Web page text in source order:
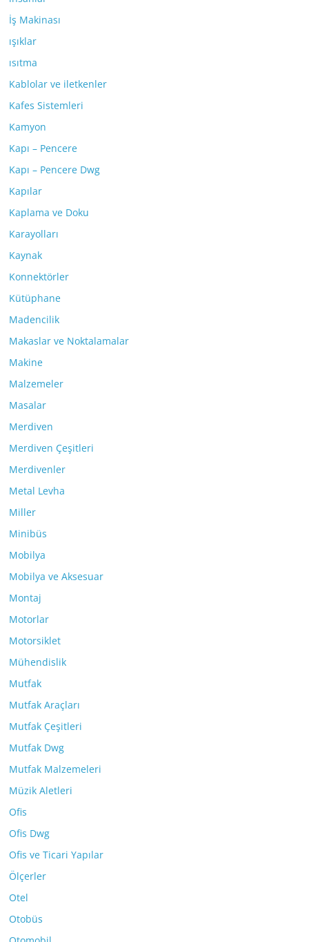
İş Makinası
ışıklar
ısıtma
Kablolar ve iletkenler
Kafes Sistemleri
Kamyon
Kapı – Pencere
Kapı – Pencere Dwg
Kapılar
Kaplama ve Doku
Karayolları
Kaynak
Konnektörler
Kütüphane
Madencilik
Makaslar ve Noktalamalar
Makine
Malzemeler
Masalar
Merdiven
Merdiven Çeşitleri
Merdivenler
Metal Levha
Miller
Minibüs
Mobilya
Mobilya ve Aksesuar
Montaj
Motorlar
Motorsiklet
Mühendislik
Mutfak
Mutfak Araçları
Mutfak Çeşitleri
Mutfak Dwg
Mutfak Malzemeleri
Müzik Aletleri
Ofis
Ofis Dwg
Ofis ve Ticari Yapılar
Ölçerler
Otel
Otobüs